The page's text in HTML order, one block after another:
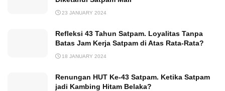
23 JANUARY 2024
Refleksi 43 Tahun Satpam. Loyalitas Tanpa
Batas Jam Kerja Satpam di Atas Rata-Rata?
18 JANUARY 2024
Renungan HUT Ke-43 Satpam. Ketika Satpam
jadi Kambing Hitam Belaka?